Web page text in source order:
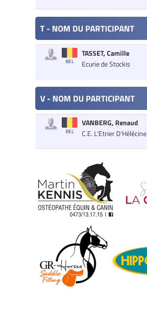
T - NOM DU PARTICIPANT
BEL
TASSET, Camille
Ecurie de Stockis
V - NOM DU PARTICIPANT
BEL
VANBERG, Renaud
C.E. L'Etrier D'Hélécine